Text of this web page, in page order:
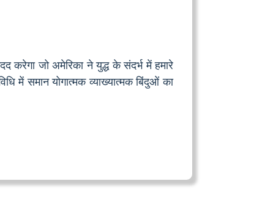
जो अमेरिका ने युद्ध के संदर्भ में हमारे
में समान योगात्मक व्याख्यात्मक बिंदुओं का